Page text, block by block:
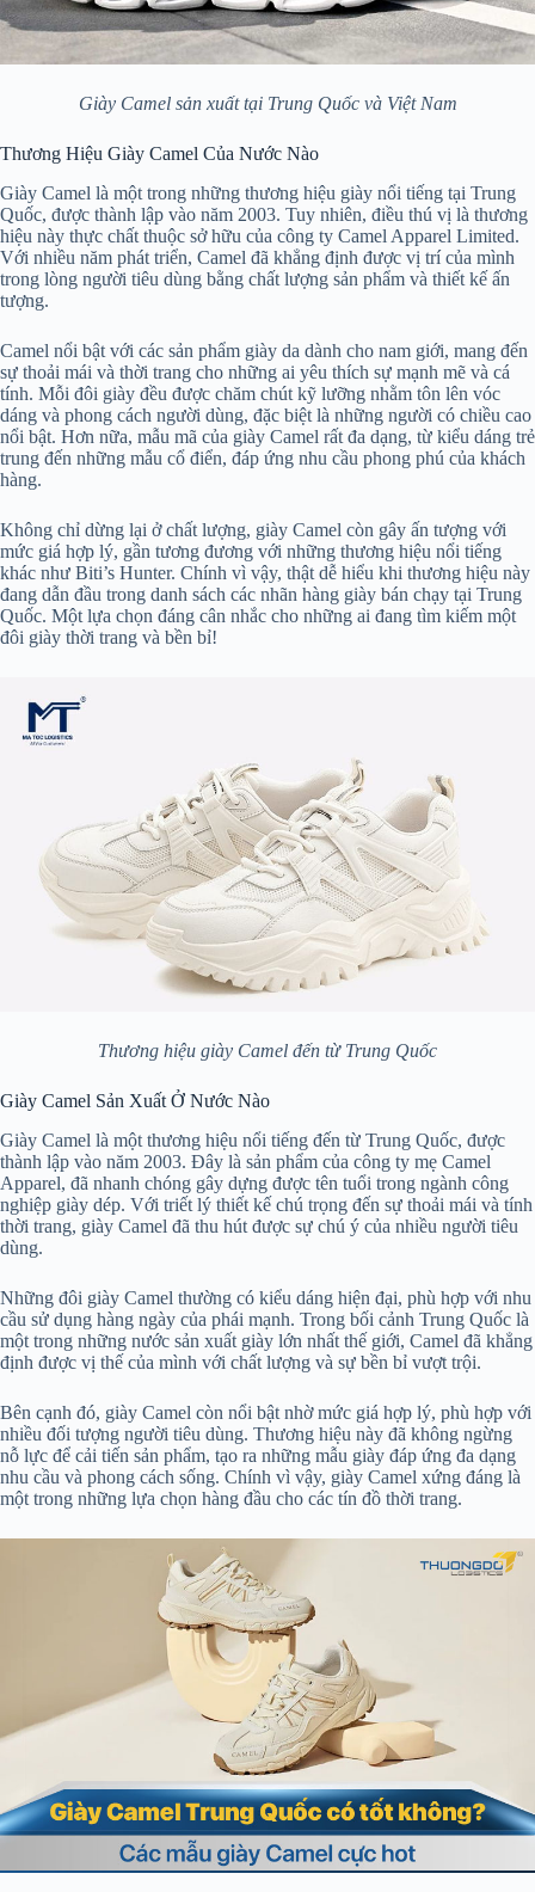
Giày Camel sản xuất tại Trung Quốc và Việt Nam
Thương Hiệu Giày Camel Của Nước Nào
Giày Camel là một trong những thương hiệu giày nổi tiếng tại Trung
Quốc, được thành lập vào năm 2003. Tuy nhiên, điều thú vị là thương
hiệu này thực chất thuộc sở hữu của công ty Camel Apparel Limited.
Với nhiều năm phát triển, Camel đã khẳng định được vị trí của mình
trong lòng người tiêu dùng bằng chất lượng sản phẩm và thiết kế ấn
tượng.
Camel nổi bật với các sản phẩm giày da dành cho nam giới, mang đến
sự thoải mái và thời trang cho những ai yêu thích sự mạnh mẽ và cá
tính. Mỗi đôi giày đều được chăm chút kỹ lưỡng nhằm tôn lên vóc
dáng và phong cách người dùng, đặc biệt là những người có chiều cao
nổi bật. Hơn nữa, mẫu mã của giày Camel rất đa dạng, từ kiểu dáng trẻ
trung đến những mẫu cổ điển, đáp ứng nhu cầu phong phú của khách
hàng.
Không chỉ dừng lại ở chất lượng, giày Camel còn gây ấn tượng với
mức giá hợp lý, gần tương đương với những thương hiệu nổi tiếng
khác như Biti’s Hunter. Chính vì vậy, thật dễ hiểu khi thương hiệu này
đang dẫn đầu trong danh sách các nhãn hàng giày bán chạy tại Trung
Quốc. Một lựa chọn đáng cân nhắc cho những ai đang tìm kiếm một
đôi giày thời trang và bền bỉ!
Thương hiệu giày Camel đến từ Trung Quốc
Giày Camel Sản Xuất Ở Nước Nào
Giày Camel là một thương hiệu nổi tiếng đến từ Trung Quốc, được
thành lập vào năm 2003. Đây là sản phẩm của công ty mẹ Camel
Apparel, đã nhanh chóng gây dựng được tên tuổi trong ngành công
nghiệp giày dép. Với triết lý thiết kế chú trọng đến sự thoải mái và tính
thời trang, giày Camel đã thu hút được sự chú ý của nhiều người tiêu
dùng.
Những đôi giày Camel thường có kiểu dáng hiện đại, phù hợp với nhu
cầu sử dụng hàng ngày của phái mạnh. Trong bối cảnh Trung Quốc là
một trong những nước sản xuất giày lớn nhất thế giới, Camel đã khẳng
định được vị thế của mình với chất lượng và sự bền bỉ vượt trội.
Bên cạnh đó, giày Camel còn nổi bật nhờ mức giá hợp lý, phù hợp với
nhiều đối tượng người tiêu dùng. Thương hiệu này đã không ngừng
nỗ lực để cải tiến sản phẩm, tạo ra những mẫu giày đáp ứng đa dạng
nhu cầu và phong cách sống. Chính vì vậy, giày Camel xứng đáng là
một trong những lựa chọn hàng đầu cho các tín đồ thời trang.